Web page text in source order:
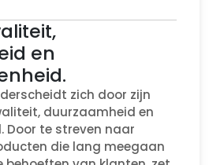
en
zich door zijn
duurzaamheid en
Door te streven naar
die lang meegaan